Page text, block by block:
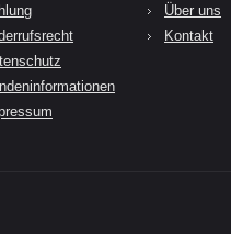
Über uns
Kontakt